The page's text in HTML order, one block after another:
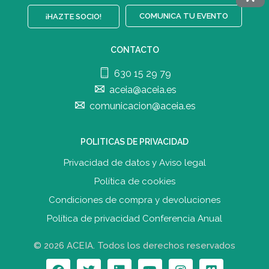
¡HAZTE SOCIO! COMUNICA TU EVENTO
CONTACTO
630 15 29 79
aceia@aceia.es
comunicacion@aceia.es
POLITICAS DE PRIVACIDAD
Privacidad de datos y Aviso legal
Política de cookies
Condiciones de compra y devoluciones
Política de privacidad Conferencia Anual
© 2026 ACEIA. Todos los derechos reservados